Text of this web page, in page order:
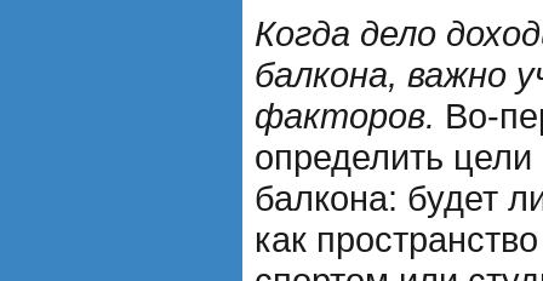
Когда дело
балкона, важно
факторов. Во-
определить
балкона: будет
как